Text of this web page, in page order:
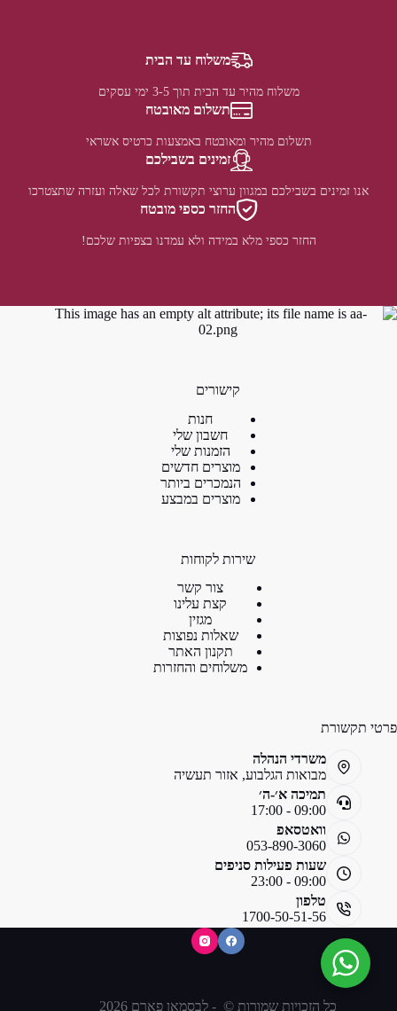
משלוח עד הבית
משלוח מהיר עד הבית תוך 3-5 ימי עסקים
תשלום מאובטח
תשלום מהיר ומאובטח באמצעות כרטיס אשראי
זמינים בשבילכם
אנו זמינים בשבילכם במגוון ערוצי תקשורת לכל שאלה ועזרה שתצטרכו
החזר כספי מובטח
החזר כספי מלא במידה ולא עמדנו בצפיות שלכם!
קישורים
חנות
חשבון שלי
הזמנות שלי
מוצרים חדשים
הנמכרים ביותר
מוצרים במבצע
שירות לקוחות
צור קשר
קצת עלינו
מגזין
שאלות נפוצות
תקנון האתר
משלוחים והחזרות
פרטי תקשורת
משרדי הנהלה
מבואות הגלבוע, אזור תעשיה
תמיכה א׳-ה׳
09:00 - 17:00
וואטסאפ
053-890-3060
שעות פעילות סניפים
09:00 - 23:00
טלפון
1700-50-51-56
כל הזכויות שמורות © - לבסמאן פארם 2026